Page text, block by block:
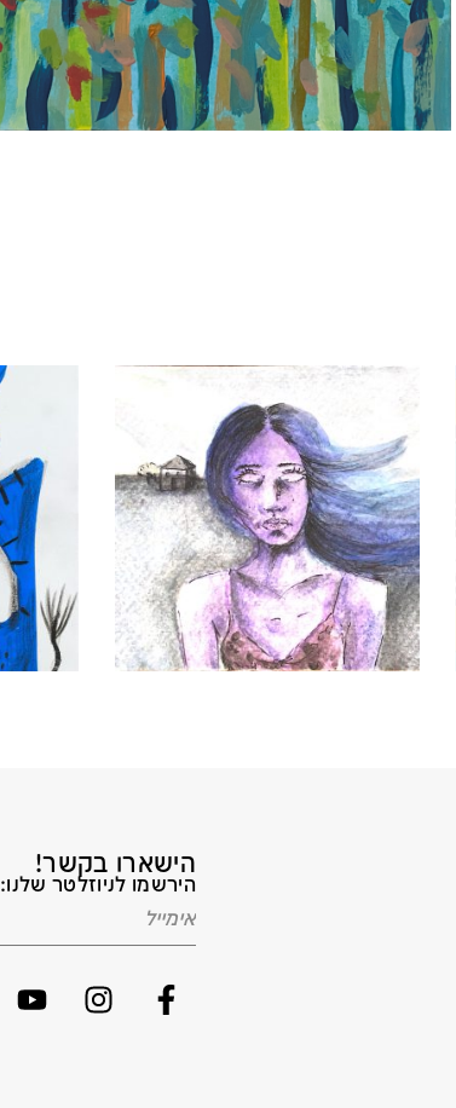
הישארו בקשר!
הירשמו לניוזלטר שלנו: